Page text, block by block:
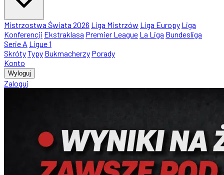
Mistrzostwa Świata 2026 Liga Mistrzów Liga Europy Liga
Konferencji Ekstraklasa Premier League La Liga Bundesliga
Serie A Ligue 1
SkrótyTypy Bukmacherzy Porady
Konto
Wyloguj
Zaloguj